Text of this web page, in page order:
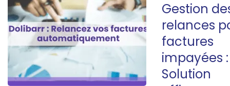
Gestion
relances
factures
impayées :
Solution